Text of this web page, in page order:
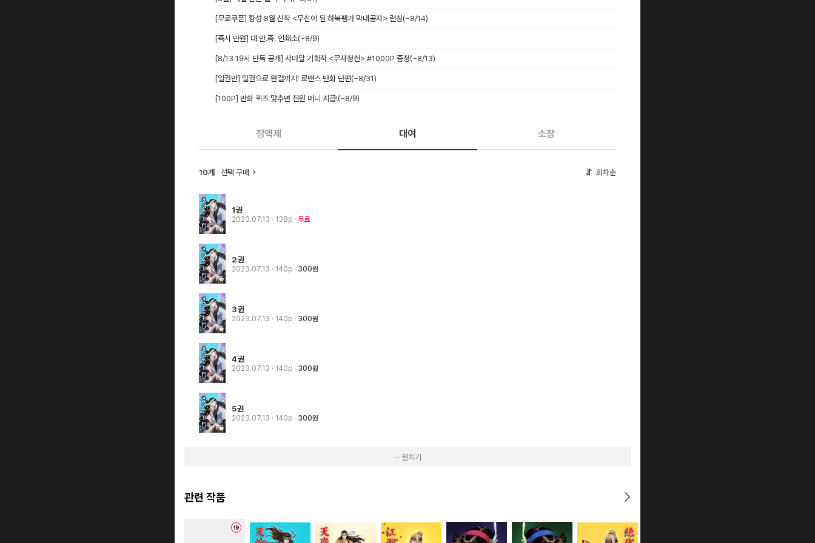
[무료쿠폰] 황성 8월 신작 <무신이 된 하북팽가 막내공자> 런칭(~8/14)
[즉시 만원] 대.만.족. 인쇄소(~8/9)
[8/13 19시 단독 공개] 사마달 기획작 <무사정천> #1000P 증정(~8/13)
[일권만] 일권으로 완결까지! 로맨스 만화 단편(~8/31)
[100P] 만화 퀴즈 맞추면 전원 머니 지급!(~8/9)
정액제 대여 소장
10개 선택 구매 회차순
1권
2023.07.13 · 138p 무료
2권
2023.07.13 · 140p 300원
3권
2023.07.13 · 140p 300원
4권
2023.07.13 · 140p 300원
5권
2023.07.13 · 140p 300원
··· 펼치기
관련 작품